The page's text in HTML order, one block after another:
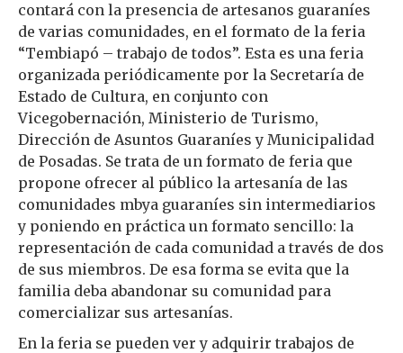
contará con la presencia de artesanos guaraníes
de varias comunidades, en el formato de la feria
“Tembiapó – trabajo de todos”. Esta es una feria
organizada periódicamente por la Secretaría de
Estado de Cultura, en conjunto con
Vicegobernación, Ministerio de Turismo,
Dirección de Asuntos Guaraníes y Municipalidad
de Posadas. Se trata de un formato de feria que
propone ofrecer al público la artesanía de las
comunidades mbya guaraníes sin intermediarios
y poniendo en práctica un formato sencillo: la
representación de cada comunidad a través de dos
de sus miembros. De esa forma se evita que la
familia deba abandonar su comunidad para
comercializar sus artesanías.
En la feria se pueden ver y adquirir trabajos de